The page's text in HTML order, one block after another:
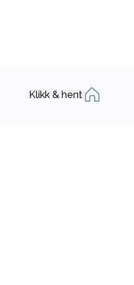
Klikk & hent